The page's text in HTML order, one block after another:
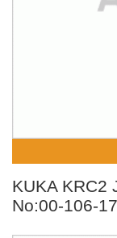
KUKA KRC2
No:00-106-